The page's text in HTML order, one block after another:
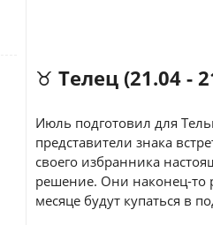
♉ Телец (21.04 -
Июль подготовил для
представители знака
своего избранника
решение. Они наконец-то
месяце будут купаться в